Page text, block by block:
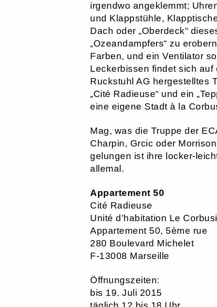
irgendwo angeklemmt;
und Klappstühle,
Dach oder „Oberdeck“
„Ozeandampfers“ zu
Farben, und ein Ventilator
Leckerbissen findet sich
Ruckstuhl AG hergestelltes
„Cité Radieuse“ und ein
eine eigene Stadt à la
Mag, was die Truppe der
Charpin, Grcic oder
gelungen ist ihre locker-
allemal.
Appartement 50
Cité Radieuse
Unité d’habitation Le
Appartement 50, 5ème rue
280 Boulevard Michelet
F-13008 Marseille
Öffnungszeiten:
bis 19. Juli 2015